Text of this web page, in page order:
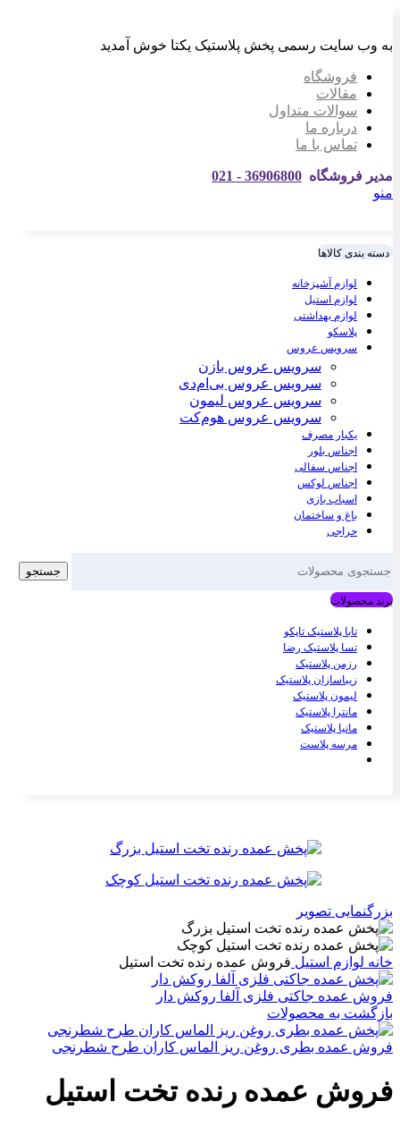
به وب سایت رسمی پخش پلاستیک یکتا خوش آمدید
فروشگاه
مقالات
سوالات متداول
درباره ما
تماس با ما
مدیر فروشگاه 36906800 - 021
منو
دسته بندی کالاها
لوازم آشپزخانه
لوازم استیل
لوازم بهداشتی
پلاسکو
سرویس عروس
سرویس عروس بازن
سرویس عروس بی‌ام‌دی
سرویس عروس لیمون
سرویس عروس هوم‌کت
یکبار مصرف
اجناس بلور
اجناس سفالی
اجناس لوکس
اسباب بازی
باغ و ساختمان
حراجی
جستجو
برند محصولات
تابا پلاستیک تاپکو
تسا پلاستیک رضا
رزمن پلاستیک
زیباسازان پلاستیک
لیمون پلاستیک
مانترا پلاستیک
مانیا پلاستیک
مرسه پلاست
بزرگنمایی تصویر
خانه لوازم استیل فروش عمده رنده تخت استیل
فروش عمده جاکتی فلزی آلفا روکش دار
بازگشت به محصولات
فروش عمده بطری روغن ریز الماس کاران طرح شطرنجی
فروش عمده رنده تخت استیل